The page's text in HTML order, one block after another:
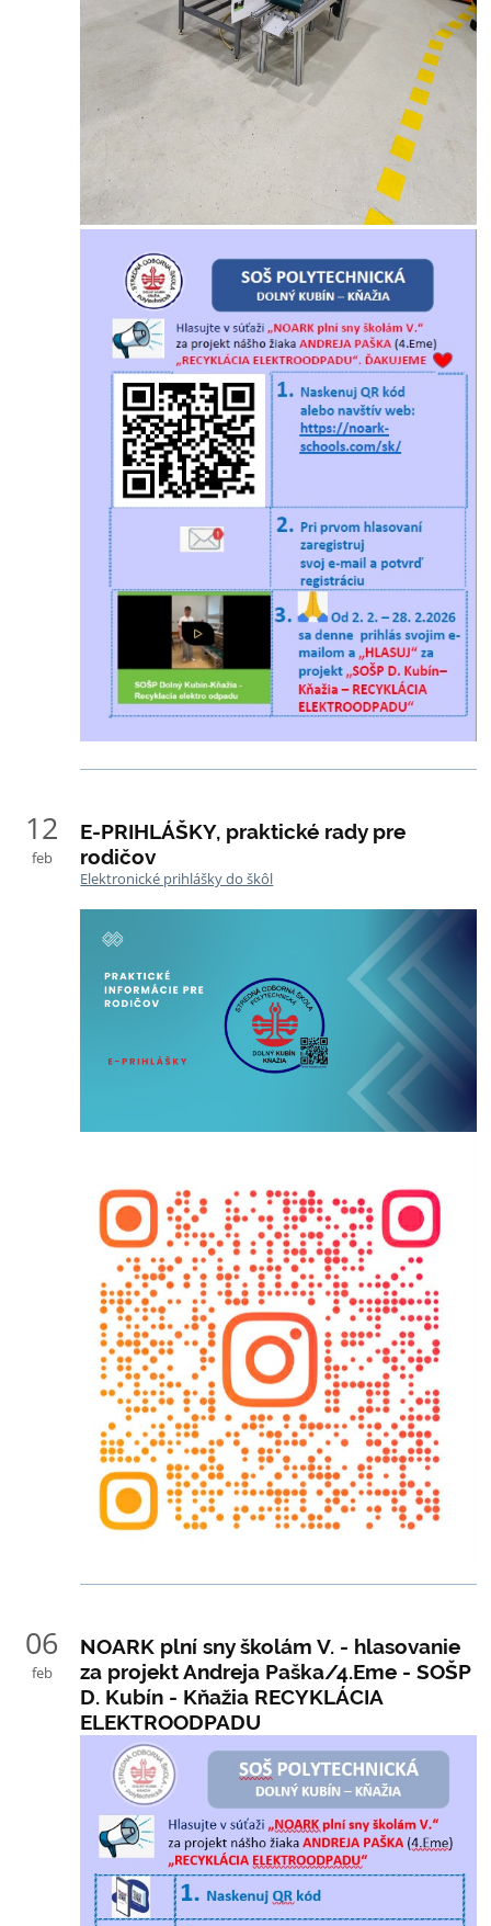
12
feb
E-PRIHLÁŠKY, praktické rady pre
rodičov
Elektronické prihlášky do škôl
06
feb
NOARK plní sny školám V. - hlasovanie
za projekt Andreja Paška/4.Eme - SOŠP
D. Kubín - Kňažia RECYKLÁCIA
ELEKTROODPADU